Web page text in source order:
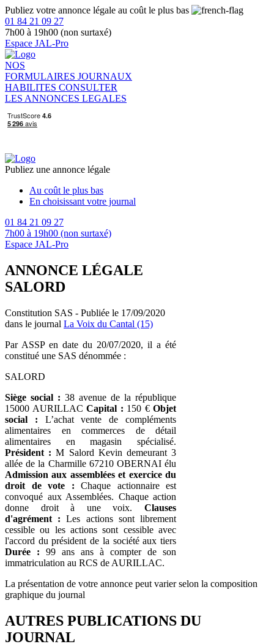
Publiez votre annonce légale au coût le plus bas
01 84 21 09 27
7h00 à 19h00 (non surtaxé)
Espace JAL-Pro
NOS
FORMULAIRES JOURNAUX
HABILITES CONSULTER
LES ANNONCES LEGALES
Publiez une annonce légale
Au coût le plus bas
En choisissant votre journal
01 84 21 09 27
7h00 à 19h00 (non surtaxé)
Espace JAL-Pro
ANNONCE LÉGALE
SALORD
Constitution SAS - Publiée le 17/09/2020
dans le journal La Voix du Cantal (15)
Par ASSP en date du 20/07/2020, il a été
constitué une SAS dénommée :
SALORD
Siège social : 38 avenue de la république
15000 AURILLAC Capital : 150 € Objet
social : L’achat vente de compléments
alimentaires en commerces de détail
alimentaires en magasin spécialisé.
Président : M Salord Kevin demeurant 3
allée de la Charmille 67210 OBERNAI élu
Admission aux assemblées et exercice du
droit de vote : Chaque actionnaire est
convoqué aux Assemblées. Chaque action
donne droit à une voix. Clauses
d'agrément : Les actions sont librement
cessible ou les actions sont cessible avec
l'accord du président de la société aux tiers
Durée : 99 ans ans à compter de son
immatriculation au RCS de AURILLAC.
La présentation de votre annonce peut varier selon la composition
graphique du journal
AUTRES PUBLICATIONS DU
JOURNAL